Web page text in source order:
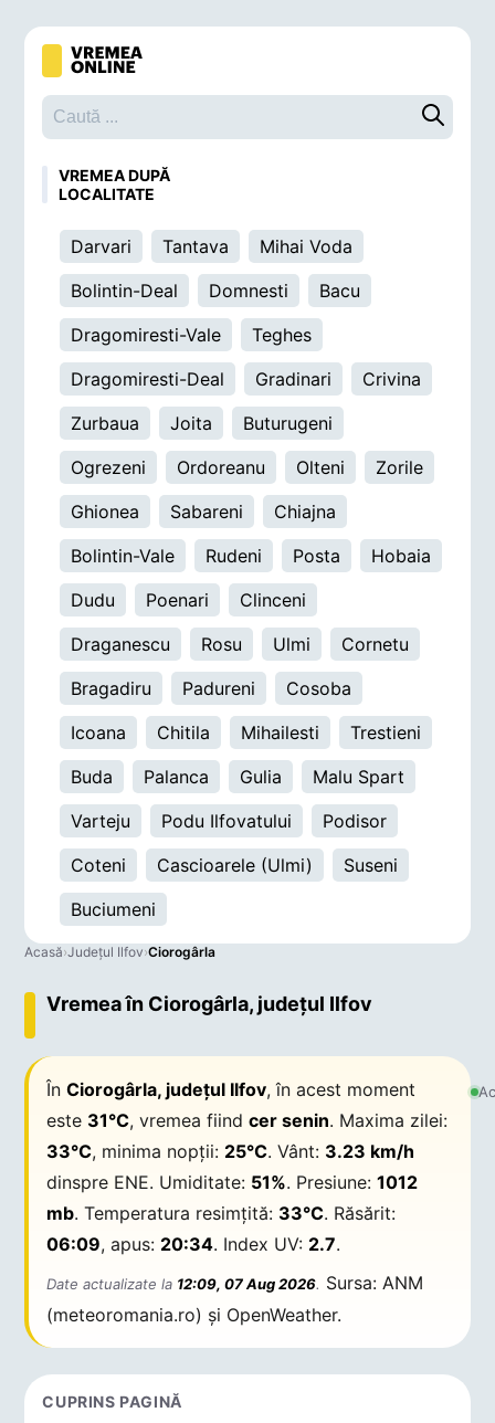
Caută o
VREMEA DUPĂ
LOCALITATE
Darvari Tantava
Mihai Voda
Bolintin-Deal
Domnesti
Bacu
Dragomiresti-Vale
Teghes
Dragomiresti-Deal
Gradinari
Crivina
Zurbaua
Joita
Buturugeni
Ogrezeni
Ordoreanu Olteni
Zorile
Ghionea
Sabareni
Chiajna
Bolintin-Vale
Rudeni Posta
Hobaia
Dudu
Poenari
Clinceni
Draganescu
Rosu Ulmi
Cornetu
Bragadiru
Padureni
Cosoba
Icoana
Chitila Mihailesti
Trestieni
Buda
Palanca Gulia
Malu Spart
Varteju
Podu Ilfovatului
Podisor
Coteni
Cascioarele (Ulmi)
Suseni
Buciumeni
Acasă›Județul Ilfov›Ciorogârla
Vremea în Ciorogârla, județul Ilfov
ÎnCiorogârla, județul Ilfov, în acest moment
este 31°C, vremea fiindcer senin. Maxima zilei:
33°C, minima nopții: 25°C. Vânt: 3.23 km/h
dinspre ENE. Umiditate: 51%. Presiune:1012
mb. Temperatura resimțită: 33°C. Răsărit:
06:09, apus: 20:34. Index UV: 2.7.
Date actualizate la 12:09, 07 Aug 2026. Sursa: ANM
(meteoromania.ro) și OpenWeather.
CUPRINS PAGINĂ